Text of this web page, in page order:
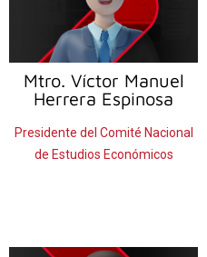
Mtro. Víctor Manuel
Herrera Espinosa
Presidente del Comité Nacional
de Estudios Económicos